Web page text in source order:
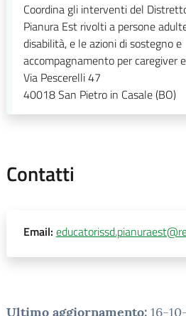
Coordina gli interventi del
Pianura Est rivolti a persone
disabilità, e le azioni di sostegno e
accompagnamento per caregiver
Via Pescerelli 47
40018San Pietro in Casale (BO)
Contatti
Email:
Ultimo aggiornamento: 16-